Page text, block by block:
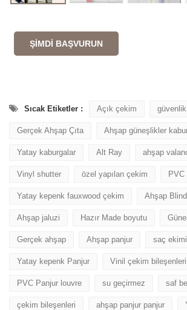
ŞIMDI BAŞVURUN
Sıcak Etiketler : Açık çekim
Gerçek Ahşap Çıta Ahşap güneşlikler
Yatay kaburgalar Alt Ray ahşap
Vinyl shutter özel yapılan çekim PVC
Yatay kepenk fauxwood çekim Ahşap
Ahşap jaluzi Hazır Made boyutu
Gerçek ahşap Ahşap panjur saç
Yatay kepenk Panjur Vinil çekim bileşenleri
PVC Panjur louvre su geçirmez saf
çekim bileşenleri ahşap panjur panjur